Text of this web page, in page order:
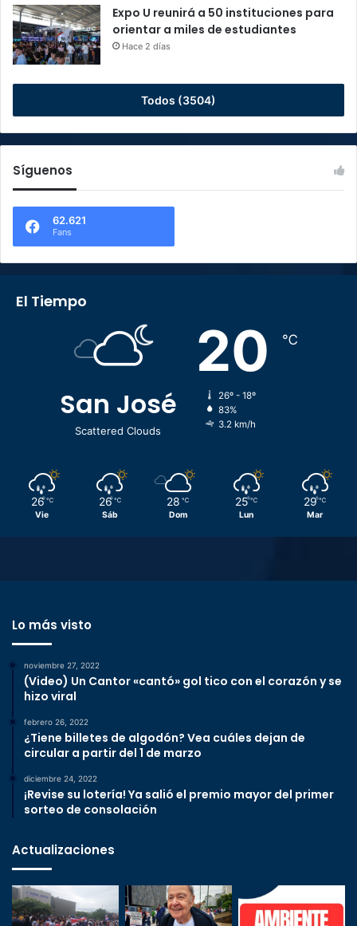
Expo U reunirá a 50 instituciones para
orientar a miles de estudiantes
Hace 2 días
Todos (3504)
Síguenos
62.621
Fans
El Tiempo
San José
Scattered Clouds
20 ℃
26º - 18º
83%
3.2 km/h
26 ℃
Vie
26 ℃
Sáb
28 ℃
Dom
25 ℃
Lun
29 ℃
Mar
Lo más visto
noviembre 27, 2022
(Video) Un Cantor «cantó» gol tico con el corazón y se
hizo viral
febrero 26, 2022
¿Tiene billetes de algodón? Vea cuáles dejan de
circular a partir del 1 de marzo
diciembre 24, 2022
¡Revise su lotería! Ya salió el premio mayor del primer
sorteo de consolación
Actualizaciones